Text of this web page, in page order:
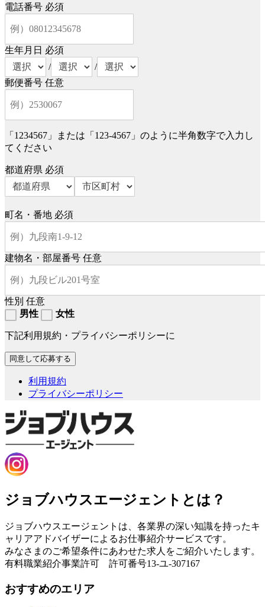
電話番号 必須
生年月日 必須
/
/
郵便番号 任意
「1234567」または「123-4567」のように半角数字で入力し
てください
都道府県 必須
町名・番地 必須
建物名・部屋番号 任意
性別 任意
男性
女性
下記利用規約・プライバシーポリシーに
利用規約
プライバシーポリシー
ジョブハウスエージェントとは？
ジョブハウスエージェントは、各業界の深い知識を持ったキ
ャリアアドバイザーによるお仕事紹介サービスです。
みなさまのご希望条件にあわせた求人をご紹介いたします。
有料職業紹介事業許可 許可番号13-ユ-307167
おすすめのエリア